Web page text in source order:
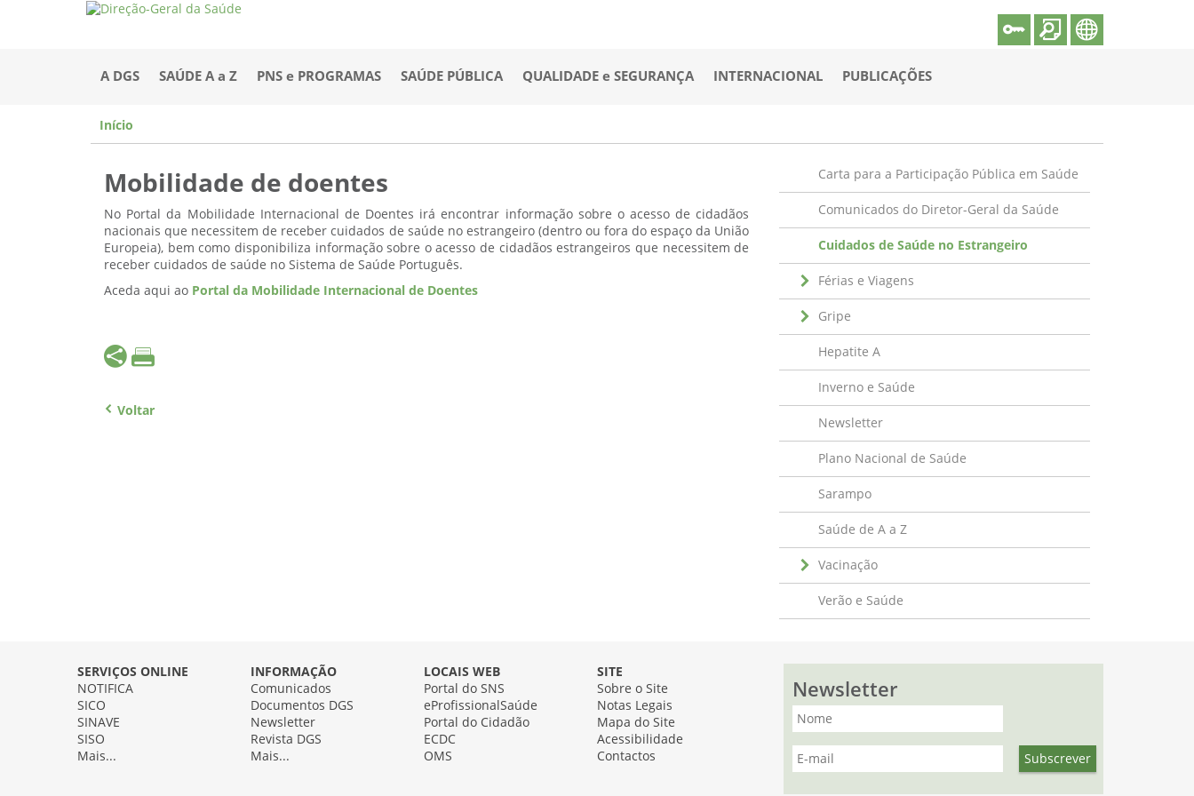
A DGS SAÚDE A a Z PNS e PROGRAMAS SAÚDE PÚBLICA QUALIDADE e SEGURANÇA INTERNACIONAL PUBLICAÇÕES
Início
Mobilidade de doentes
No Portal da Mobilidade Internacional de Doentes irá encontrar informação sobre o acesso de cidadãos
nacionais que necessitem de receber cuidados de saúde no estrangeiro (dentro ou fora do espaço da União
Europeia), bem como disponibiliza informação sobre o acesso de cidadãos estrangeiros que necessitem de
receber cuidados de saúde no Sistema de Saúde Português.
Aceda aqui ao Portal da Mobilidade Internacional de Doentes
Voltar
Carta para a Participação Pública em Saúde
Comunicados do Diretor-Geral da Saúde
Cuidados de Saúde no Estrangeiro
Férias e Viagens
Gripe
Hepatite A
Inverno e Saúde
Newsletter
Plano Nacional de Saúde
Sarampo
Saúde de A a Z
Vacinação
Verão e Saúde
SERVIÇOS ONLINE
NOTIFICA
SICO
SINAVE
SISO
Mais...
INFORMAÇÃO
Comunicados
Documentos DGS
Newsletter
Revista DGS
Mais...
LOCAIS WEB
Portal do SNS
eProfissionalSaúde
Portal do Cidadão
ECDC
OMS
SITE
Sobre o Site
Notas Legais
Mapa do Site
Acessibilidade
Contactos
Newsletter